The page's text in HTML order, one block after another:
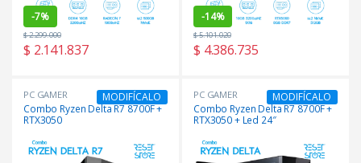
-7%
$ 2.141.837
$2.299.000
-14%
$ 4.386.735
$5.101.020
PC GAMER
Combo Ryzen Delta R7 8700F +
RTX3050
MODIFÍCALO PC GAMER
Combo Ryzen Delta R7 8700F +
RTX3050 + Led 24″
MODIFÍCALO